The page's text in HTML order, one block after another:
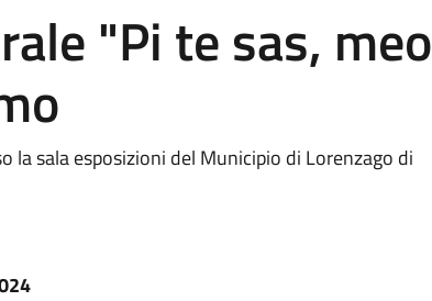
"Pi te sas, meo
la sala esposizioni del Municipio di Lorenzago di